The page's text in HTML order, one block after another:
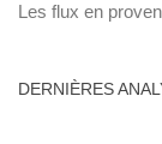
Les flux en
DERNIÈRES